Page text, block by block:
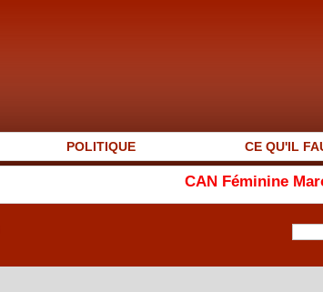
POLITIQUE CE QU'IL
CAN Féminine Maroc 2026 :